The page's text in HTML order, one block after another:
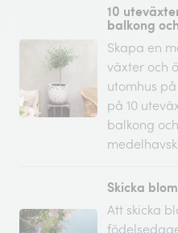
10
balkong
Skapa en
växter och
utomhus
på 10
balkong
Skicka
Att skicka